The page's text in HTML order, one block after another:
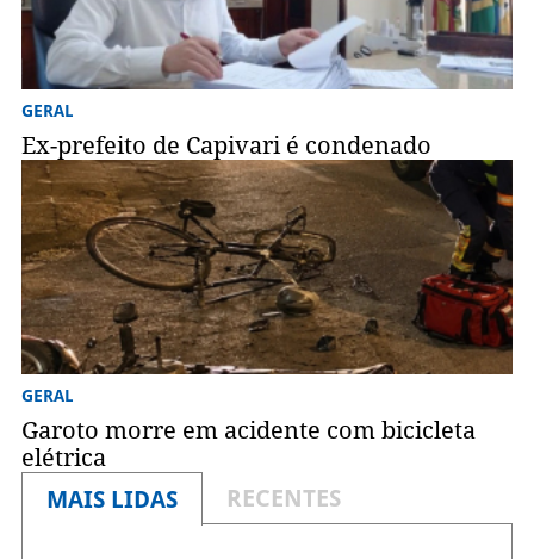
GERAL
Ex-prefeito de Capivari é condenado
GERAL
Garoto morre em acidente com bicicleta
elétrica
MAIS LIDAS
RECENTES